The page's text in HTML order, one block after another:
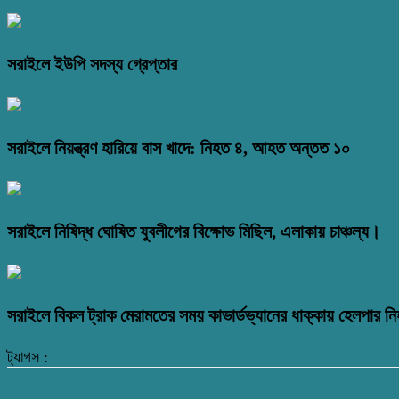
সরাইলে ইউপি সদস্য গ্রেপ্তার
সরাইলে নিয়ন্ত্রণ হারিয়ে বাস খাদে: নিহত ৪, আহত অন্তত ১০
সরাইলে নিষিদ্ধ ঘোষিত যুবলীগের বিক্ষোভ মিছিল, এলাকায় চাঞ্চল্য।
সরাইলে বিকল ট্রাক মেরামতের সময় কাভার্ডভ্যানের ধাক্কায় হেলপার
ট্যাগস :